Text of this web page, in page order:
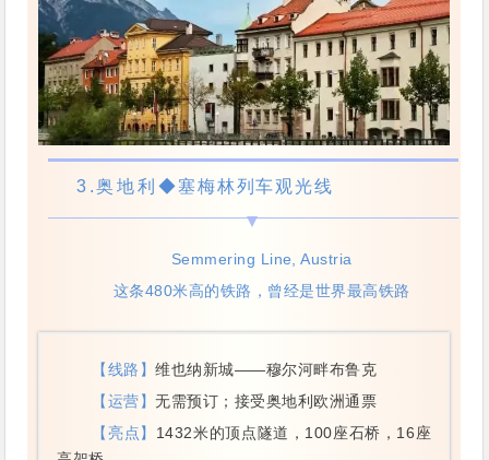
3.奥地利◆塞梅林列车观光线
Semmering Line, Austria
这条480米高的铁路，曾经是世界最高铁路
【线路】维也纳新城——穆尔河畔布鲁克
【运营】无需预订；接受奥地利欧洲通票
【亮点】 1432米的顶点隧道，100座石桥，16座